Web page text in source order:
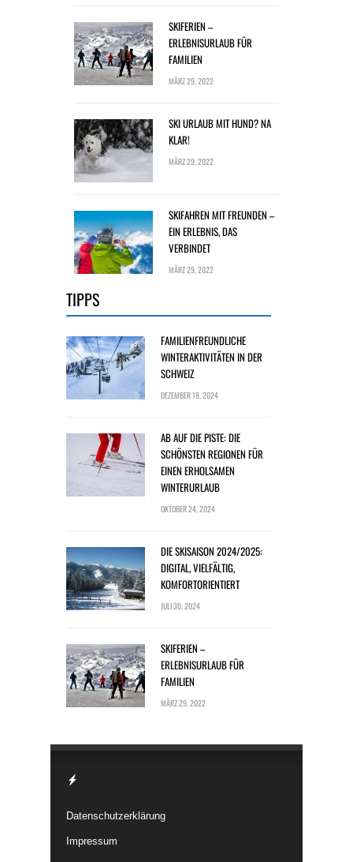
SKIFERIEN –
ERLEBNISURLAUB FÜR
FAMILIEN
MÄRZ 29, 2022
SKI URLAUB MIT HUND? NA
KLAR!
MÄRZ 29, 2022
SKIFAHREN MIT FREUNDEN –
EIN ERLEBNIS, DAS
VERBINDET
MÄRZ 29, 2022
TIPPS
FAMILIENFREUNDLICHE
WINTERAKTIVITÄTEN IN DER
SCHWEIZ
DEZEMBER 18, 2024
AB AUF DIE PISTE: DIE
SCHÖNSTEN REGIONEN FÜR
EINEN ERHOLSAMEN
WINTERURLAUB
OKTOBER 24, 2024
DIE SKISAISON 2024/2025:
DIGITAL, VIELFÄLTIG,
KOMFORTORIENTIERT
JULI 30, 2024
SKIFERIEN –
ERLEBNISURLAUB FÜR
FAMILIEN
MÄRZ 29, 2022
Datenschutzerklärung
Impressum